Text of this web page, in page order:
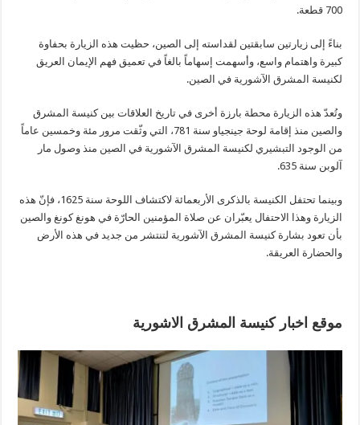
700 قطعة.
بناءً إلى زيارتين سابقتين لقداسته إلى الصين، حظيت هذه الزيارة بحفاوة
كبيرة واهتمام واسع، وأسهمت إسهاماً بالغاً في تعميق فهم الإيمان العريق
لكنيسة المشرق الآشورية في الصين.
وتُعدّ هذه الزيارة محطة بارزة أخرى في تاريخ العلاقات بين كنيسة المشرق
والصين منذ إقامة لوحة جينجياو سنة 781، التي وثّقت مرور مئة وخمسين عاماً
من الوجود التبشيري لكنيسة المشرق الآشورية في الصين منذ وصول مار
آلوبن سنة 635.
وبينما تحتفل الكنيسة بالذكرى الأربعمائة لاكتشاف اللوحة سنة 1625، فإنّ هذه
الزيارة وهذا الاحتفال يعبّران عن صلاة المؤمنين الحارّة في هونغ كونغ والصين
بأن تعود بشارة كنيسة المشرق الآشورية لتنتشر من جديد في هذه الأرض
والحضارة العريقة.
موقع اخبار كنيسة المشرق الاشورية